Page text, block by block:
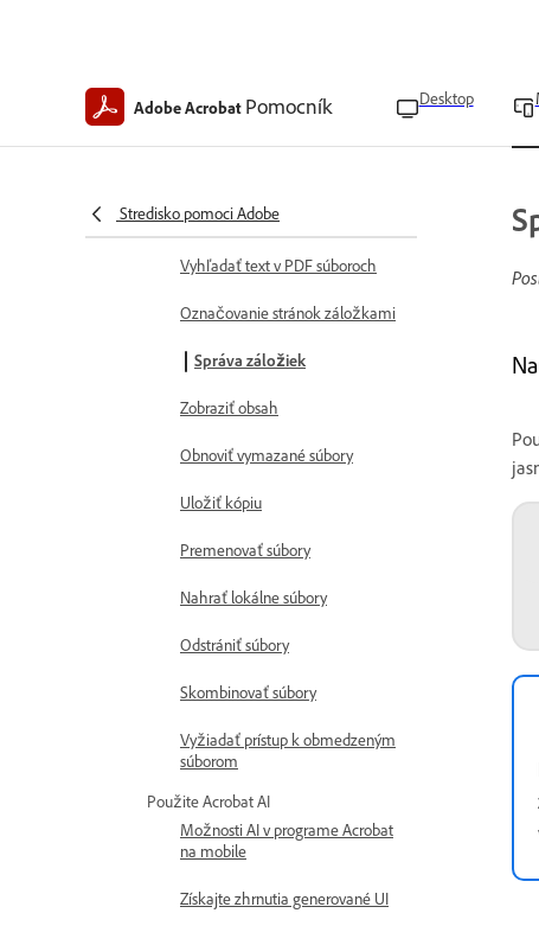
Adobe Acrobat Pomocník Desktop
Stredisko pomoci Adobe
hviezdičkou
Odpojiť cloudové kontá
Vybrať režimy zobrazenia PDF
Vyhľadať text v PDF súboroch
Označovanie stránok záložkami
Správa záložiek
Zobraziť obsah
Obnoviť vymazané súbory
Uložiť kópiu
Premenovať súbory
Nahrať lokálne súbory
Odstrániť súbory
Skombinovať súbory
Vyžiadať prístup k obmedzeným
súborom
Použite Acrobat AI
Možnosti AI v programe Acrobat
na mobile
Získajte zhrnutia generované UI